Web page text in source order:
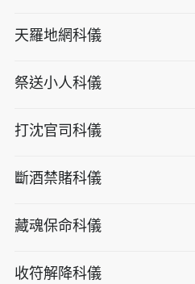
天羅地網科儀
祭送小人科儀
打沈官司科儀
斷酒禁賭科儀
藏魂保命科儀
收符解降科儀